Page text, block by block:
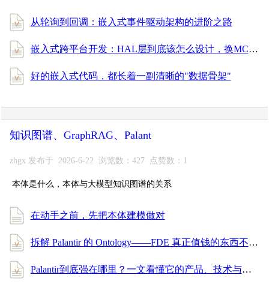
从轮询到回调：嵌入式事件驱动架构的进阶之路
嵌入式跨平台开发：HAL层到底该怎么设计，换MCU才能不重写？
好的嵌入式代码，都长着一副清晰的"数据骨架"
知识图谱、GraphRAG、Palant
zhgx 发布于 2026-6-22 浏览数：427 点赞数：1
本体是什么，本体与大模型知识图谱的关系
在动手之前，先把本体建模做对
拆解 Palantir 的 Ontology——FDE 真正值钱的东西不是写代码，是给数据穿上业务的衣服
Palantir到底强在哪里？一文看懂它的产品、技术与服务体系